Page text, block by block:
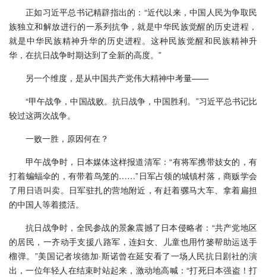
正如习近平总书记精辟指出的：“近代以来，中国人民为争取民
族独立和解放进行的一系列抗争，就是中华民族觉醒的历史进程，
就是中华民族精神升华的历史进程。这种民族觉醒和民族精神升
华，在抗日战争时期达到了全新的高度。”
另一个维度，是从中国共产党伟大精神中考量——
“甲午战争，中国战败。抗日战争，中国胜利。”习近平总书记比
较过这两次战争。
一败一胜，原因何在？
甲午战争时，日本媒体这样报道清军：“有将军携带妓女的，有
打着蝙蝠伞的，有带着鸟笼的……”日军占领的城镇村落，商贩学会
了用日语叫卖。日军驻扎的营地附近，有赶着骡马大车、拿着扁担
的中国人等着揽活。
抗日战争时，全民参战的景象震撼了日本侵略者：“共产党地区
的居民，一齐动手支援八路军，连妇女、儿童也用竹篓帮助运送手
榴弹。”美国记者埃德加·斯诺曾在延安看了一场人民抗日剧社的演
出，一位年轻人在结束时站起来，激动地高喊：“打死日本强盗！打